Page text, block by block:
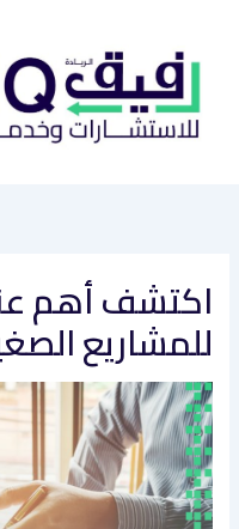
المحتوى
اكتشف أهم
للمشاريع